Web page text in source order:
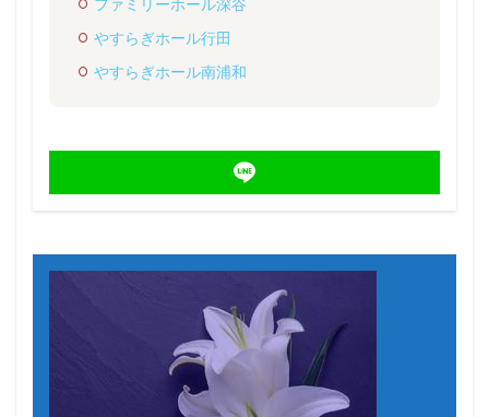
ファミリーホール深谷
やすらぎホール行田
やすらぎホール南浦和